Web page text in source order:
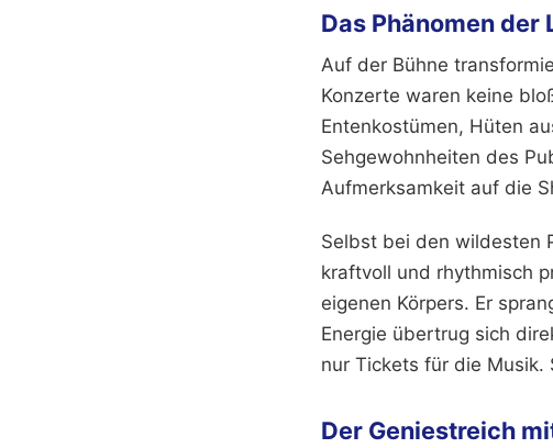
Das Phänomen
Auf der Bühne
Konzerte waren keine
Entenkostümen, Hüten
Sehgewohnheiten des
Aufmerksamkeit auf die
Selbst bei den wildesten
kraftvoll und rhythmisch
eigenen Körpers. Er
Energie übertrug sich
nur Tickets für die Musik.
Der Geniestreich